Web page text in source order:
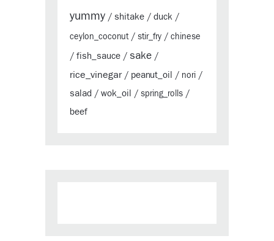
yummy / shitake / duck /
ceylon_coconut / stir_fry / chinese
/ fish_sauce / sake /
rice_vinegar/ peanut_oil / nori /
salad / wok_oil / spring_rolls /
beef